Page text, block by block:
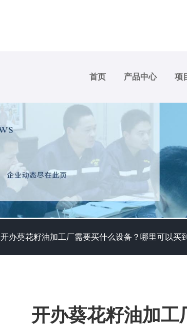
首页 产品中心 项
开办葵花籽油加工厂需要买什么设备？哪里可以买
开办葵花籽油加工